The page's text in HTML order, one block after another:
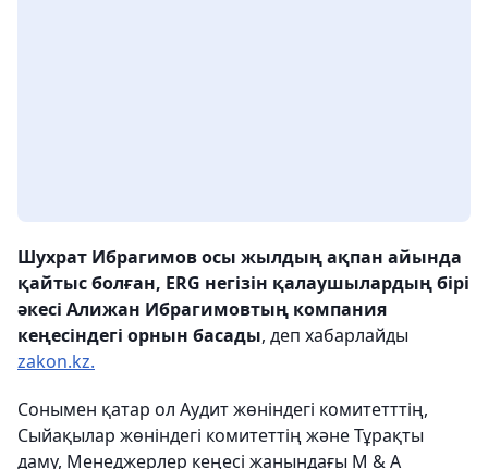
Шухрат Ибрагимов осы жылдың ақпан айында
қайтыс болған, ERG негізін қалаушылардың бірі
әкесі Алижан Ибрагимовтың компания
кеңесіндегі орнын басады, деп хабарлайды
zakon.kz.
Сонымен қатар ол Аудит жөніндегі комитетттің,
Сыйақылар жөніндегі комитеттің және Тұрақты
даму, Менеджерлер кеңесі жанындағы M & A